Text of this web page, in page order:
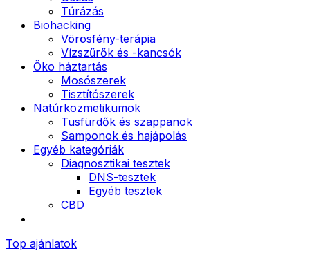
Túrázás
Biohacking
Vörösfény-terápia
Vízszűrők és -kancsók
Öko háztartás
Mosószerek
Tisztítószerek
Natúrkozmetikumok
Tusfürdők és szappanok
Samponok és hajápolás
Egyéb kategóriák
Diagnosztikai tesztek
DNS-tesztek
Egyéb tesztek
CBD
Top ajánlatok